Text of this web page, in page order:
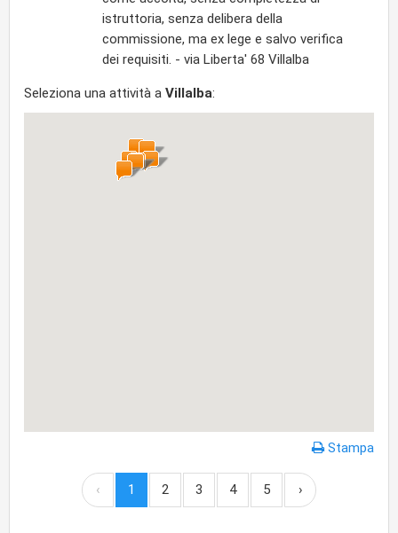
istruttoria, senza delibera della
commissione, ma ex lege e salvo verifica
dei requisiti. - via Liberta' 68 Villalba
Seleziona una attività a Villalba:
Stampa
‹ 1 2 3 4 5 ›